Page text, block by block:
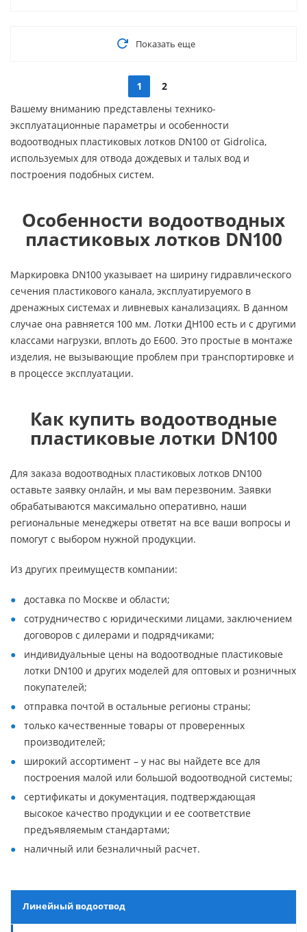
Показать еще
1
2
Вашему вниманию представлены технико-
эксплуатационные параметры и особенности
водоотводных пластиковых лотков DN100 от Gidrolica,
используемых для отвода дождевых и талых вод и
построения подобных систем.
Особенности водоотводных
пластиковых лотков DN100
Маркировка DN100 указывает на ширину гидравлического
сечения пластикового канала, эксплуатируемого в
дренажных системах и ливневых канализациях. В данном
случае она равняется 100 мм. Лотки ДН100 есть и с другими
классами нагрузки, вплоть до Е600. Это простые в монтаже
изделия, не вызывающие проблем при транспортировке и
в процессе эксплуатации.
Как купить водоотводные
пластиковые лотки DN100
Для заказа водоотводных пластиковых лотков DN100
оставьте заявку онлайн, и мы вам перезвоним. Заявки
обрабатываются максимально оперативно, наши
региональные менеджеры ответят на все ваши вопросы и
помогут с выбором нужной продукции.
Из других преимуществ компании:
доставка по Москве и области;
сотрудничество с юридическими лицами, заключением
договоров с дилерами и подрядчиками;
индивидуальные цены на водоотводные пластиковые
лотки DN100 и других моделей для оптовых и розничных
покупателей;
отправка почтой в остальные регионы страны;
только качественные товары от проверенных
производителей;
широкий ассортимент – у нас вы найдете все для
построения малой или большой водоотводной системы;
сертификаты и документация, подтверждающая
высокое качество продукции и ее соответствие
предъявляемым стандартами;
наличный или безналичный расчет.
Линейный водоотвод